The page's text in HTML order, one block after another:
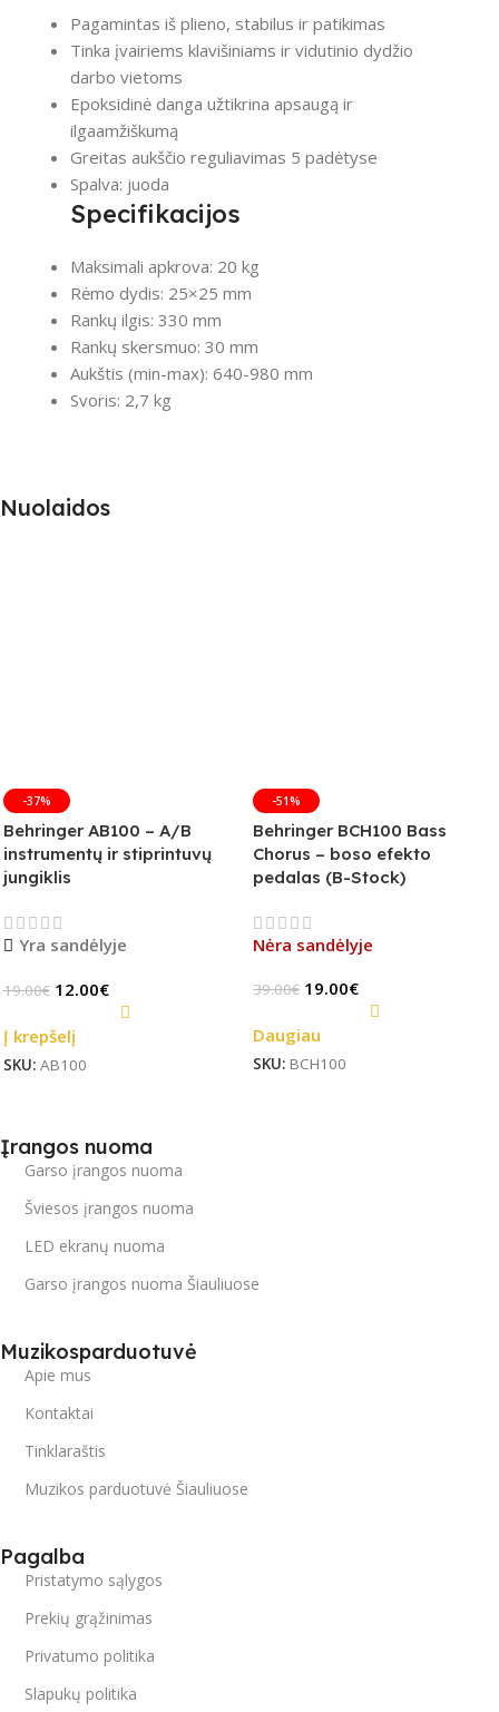
Pagamintas iš plieno, stabilus ir patikimas
Tinka įvairiems klavišiniams ir vidutinio dydžio
darbo vietoms
Epoksidinė danga užtikrina apsaugą ir
ilgaamžiškumą
Greitas aukščio reguliavimas 5 padėtyse
Spalva: juoda
Specifikacijos
Maksimali apkrova: 20 kg
Rėmo dydis: 25×25 mm
Rankų ilgis: 330 mm
Rankų skersmuo: 30 mm
Aukštis (min-max): 640-980 mm
Svoris: 2,7 kg
Nuolaidos
-37%
Behringer AB100 – A/B
instrumentų ir stiprintuvų
jungiklis
Yra sandėlyje
19.00€ 12.00€
Į krepšelį
SKU: AB100
-51%
Behringer BCH100 Bass
Chorus – boso efekto
pedalas (B-Stock)
Nėra sandėlyje
39.00€ 19.00€
Daugiau
SKU: BCH100
Įrangos nuoma
Garso įrangos nuoma
Šviesos įrangos nuoma
LED ekranų nuoma
Garso įrangos nuoma Šiauliuose
Muzikosparduotuvė
Apie mus
Kontaktai
Tinklaraštis
Muzikos parduotuvė Šiauliuose
Pagalba
Pristatymo sąlygos
Prekių grąžinimas
Privatumo politika
Slapukų politika